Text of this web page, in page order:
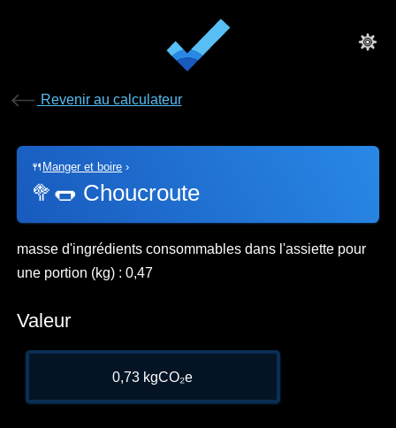
Revenir au calculateur
🍴 Manger et boire ›
🥦🌭 Choucroute
masse d'ingrédients consommables dans l'assiette pour
une portion (kg) : 0,47
Valeur
0,73 kgCO₂e